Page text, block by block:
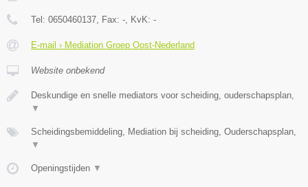
Tel: 0650460137 , Fax: - , KvK: -
E-mail › Mediation Groep Oost-Nederland
Website onbekend
Deskundige en snelle mediators voor scheiding, ouderschapsplan,
▼
Scheidingsbemiddeling, Mediation bij scheiding, Ouderschapsplan,
▼
Openingstijden ▼